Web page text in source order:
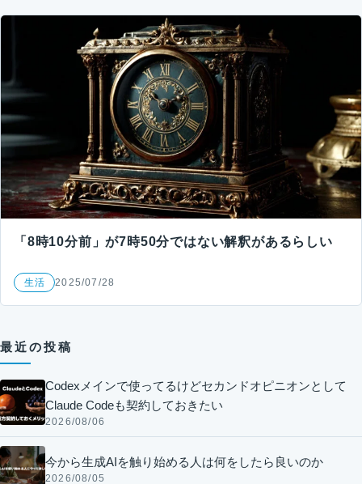
「8時10分前」が7時50分ではない解釈があるらしい
生活 2025/07/28
最近の投稿
Codexメインで使ってるけどセカンドオピニオンとして
Claude Codeも契約しておきたい
2026/08/06
今から生成AIを触り始める人は何をしたら良いのか
2026/08/05